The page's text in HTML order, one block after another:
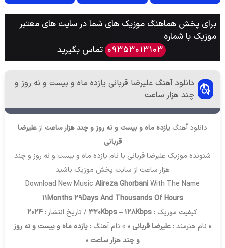
برای پخش هماهنگ موزیک های شما در سایت های معتبر
موزیک با شماره
09353013103 تماس بگیرید
دانلود آهنگ علیرضا قربانی یازده ماه و بیست و نه روز و
چند هزار ساعت
دانلود آهنگ یازده ماه و بیست و نه روز و چند هزار ساعت ازعلیرضا
قربانی
شنونده موزیک علیرضا قربانی با نام یازده ماه و بیست و نه روز و چند
هزار ساعت از سایت پخش موزیک باشید
Download New Music Alireza GhorbaniWith The Name
11Months 29Days And Thousands Of Hours
کیفیت موزیک : 320Kbps – 128Kbps / تاریخ انتشار : 2024
» نام هنرمند :علیرضا قربانی « » نام آهنگ :یازده ماه و بیست و نه روز
و چند هزار ساعت «